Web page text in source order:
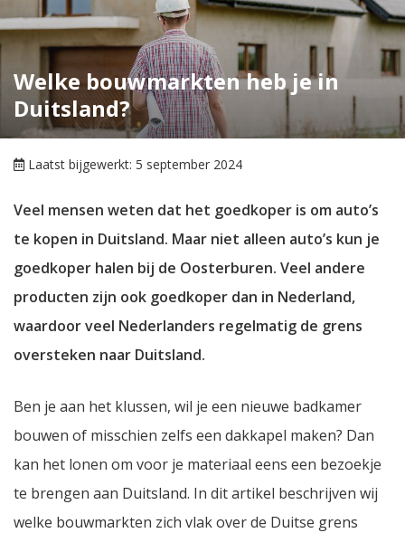
Welke bouwmarkten heb je in
Duitsland?
Laatst bijgewerkt: 5 september 2024
Veel mensen weten dat het goedkoper is om auto’s
te kopen in Duitsland. Maar niet alleen auto’s kun je
goedkoper halen bij de Oosterburen. Veel andere
producten zijn ook goedkoper dan in Nederland,
waardoor veel Nederlanders regelmatig de grens
oversteken naar Duitsland.
Ben je aan het klussen, wil je een nieuwe badkamer
bouwen of misschien zelfs een dakkapel maken? Dan
kan het lonen om voor je materiaal eens een bezoekje
te brengen aan Duitsland. In dit artikel beschrijven wij
welke bouwmarkten zich vlak over de Duitse grens